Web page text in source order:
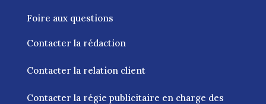
Foire aux questions
Contacter la rédaction
Contacter la relation client
Contacter la régie publicitaire en charge des